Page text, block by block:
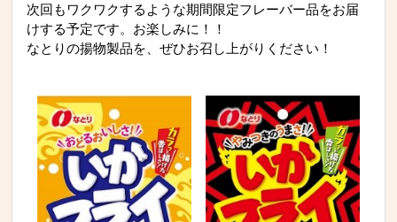
次回もワクワクするような期間限定フレーバー品をお届
けする予定です。お楽しみに！！
なとりの揚物製品を、ぜひお召し上がりください！